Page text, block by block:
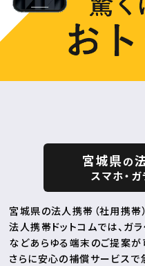
宮城県の
スマホ・
宮城県の法人携帯（社用携帯
法人携帯ドットコムでは、ガ
などあらゆる端末のご提案が
さらに安心の補償サービス